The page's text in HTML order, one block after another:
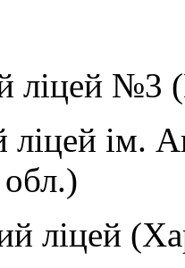
ліцей №3
ліцей ім.
обл.)
ліцей